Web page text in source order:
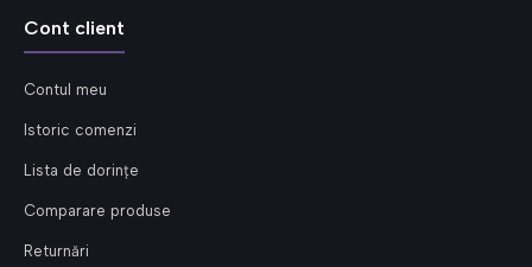
Cont client
Contul meu
Istoric comenzi
Lista de dorințe
Comparare produse
Returnări